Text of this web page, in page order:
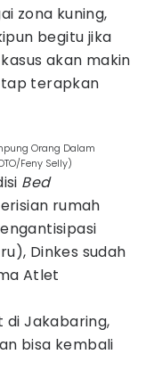
zona kuning,
begitu jika
akan makin
terapkan
Orang Dalam
Feny Selly)
Bed
rumah
Dinkes sudah
Atlet
di Jakabaring,
bisa kembali